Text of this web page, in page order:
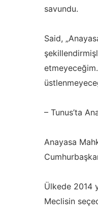
savundu.
Said,
– Tunus’ta
Anayasa
Ülkede 2014
Meclisin